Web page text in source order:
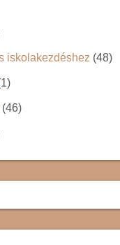
iskolakezdéshez (48)
(46)